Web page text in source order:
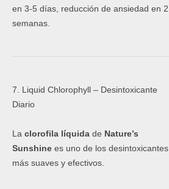
en 3-5 días, reducción de ansiedad en 2
semanas.
7. Liquid Chlorophyll – Desintoxicante
Diario
La clorofila líquida de Nature’s
Sunshine es uno de los desintoxicantes
más suaves y efectivos.